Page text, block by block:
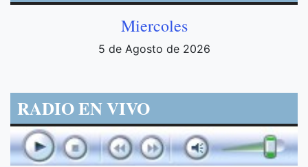
Miercoles
5 de Agosto de 2026
RADIO EN VIVO